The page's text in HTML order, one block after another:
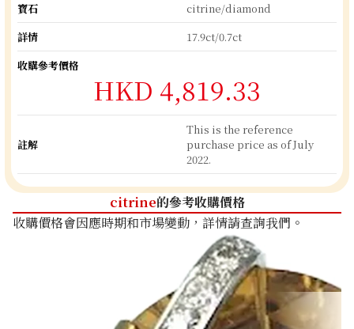
寶石
citrine/diamond
詳情
17.9ct/0.7ct
收購參考價格
HKD 4,819.33
註解
This is the reference
purchase price as of July
2022.
citrine的參考收購價格
收購價格會因應時期和市場變動，詳情請查詢我們。